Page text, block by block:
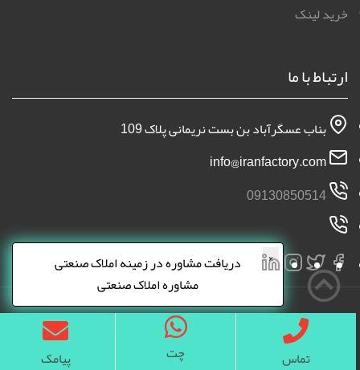
تماس چت پیامک
×
دریافت مشاوره در زمینه املاک صنعتی
مشاوره املاک صنعتی
خرید لینک
ارتباط با ما
بناب عسگرآباد بن بست نریمانی پلاک 109
09130850514